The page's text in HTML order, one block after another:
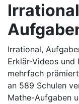
Irrational,
Erklär-Videos und
mehrfach
an 589 Schulen
Mathe-Aufgaben